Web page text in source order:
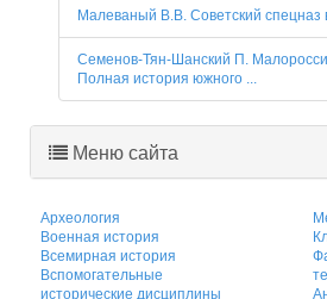
Малеваный В.В. Советский спецназ
Семенов-Тян-Шанский П.
Полная история южного ...
Меню сайта
Археология
Военная история
Всемирная история
Вспомогательные
исторические дисциплины